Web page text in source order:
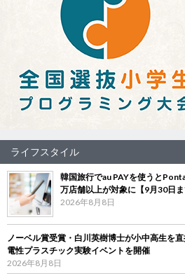
ライフスタイル
韓国旅行でau PAYを使うと
万店舗以上が対象に【9月30日ま
2026年8月8日
ノーベル賞受賞・白川英樹博士が小中高生を
電性プラスチック実験イベントを開催
2026年8月8日